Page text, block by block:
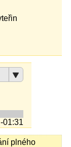
-01:31
plného